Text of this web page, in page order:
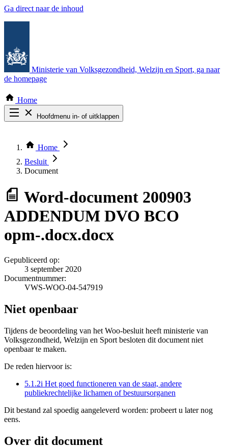
Ga direct naar de inhoud
Ministerie van Volksgezondheid, Welzijn en Sport, ga naar
de homepage
Home
Hoofdmenu in- of uitklappen
Thema COVID-19
Bekijk per bestuursorgaan
Home
Besluit
Document
Word-document 200903
ADDENDUM DVO BCO
opm-.docx.docx
Gepubliceerd op:
3 september 2020
Documentnummer:
VWS-WOO-04-547919
Niet openbaar
Tijdens de beoordeling van het Woo-besluit heeft ministerie van
Volksgezondheid, Welzijn en Sport besloten dit document niet
openbaar te maken.
De reden hiervoor is:
5.1.2i Het goed functioneren van de staat, andere
publiekrechtelijke lichamen of bestuursorganen
Dit bestand zal spoedig aangeleverd worden: probeert u later nog
eens.
Over dit document